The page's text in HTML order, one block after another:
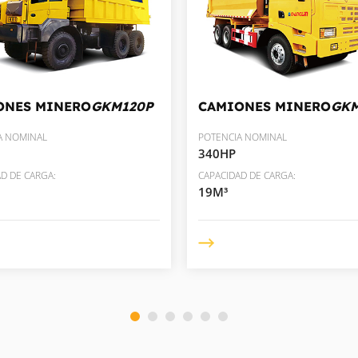
MINEROGKM120P
NOMINAL
DE CARGA:
CAMIONES MINERO
POTENCIA NOMINAL
340HP
CAPACIDAD DE CARGA:
19M³